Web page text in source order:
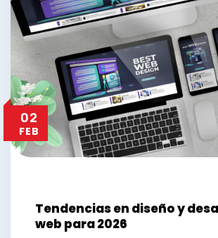
02
FEB
Tendencias en diseño y
web para 2026